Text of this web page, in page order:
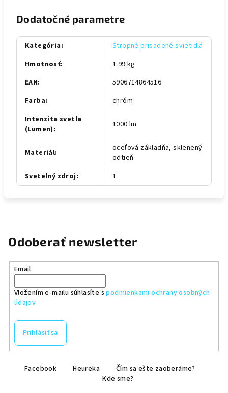
Dodatočné parametre
Kategória:
Stropné prisadené svietidlá
Hmotnosť:
1.99 kg
EAN:
5906714864516
Farba:
chróm
Intenzita svetla
(Lumen): 1000 lm
Materiál:
oceľová základňa, sklenený
odtieň
Svetelný zdroj: 1
Odoberať newsletter
Email
Vložením e-mailu súhlasíte spodmienkami ochrany osobných
údajov
Prihlásiť sa
Facebook Heureka
Čím sa ešte zaoberáme?
Kde sme?